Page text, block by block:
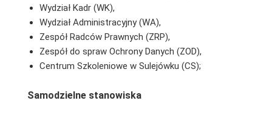
Wydział Kadr (WK),
Wydział Administracyjny (WA),
Zespół Radców Prawnych (ZRP),
Zespół do spraw Ochrony Danych (ZOD),
Centrum Szkoleniowe w Sulejówku (CS);
Samodzielne stanowiska